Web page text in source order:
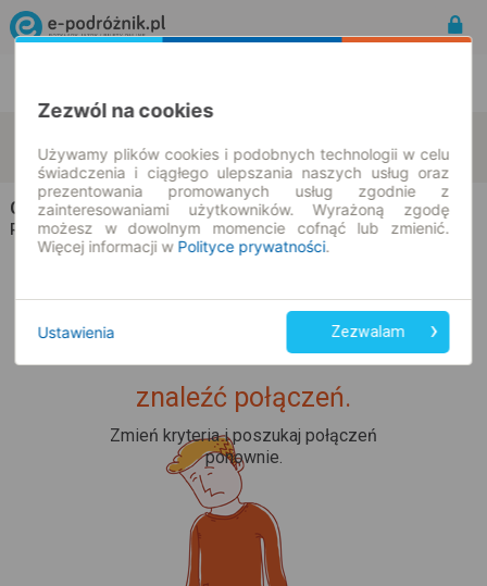
10.08.2026 | -- : --
zmień kryteria
Champion Travelna trasie Kraków → Krapkowice
Rozkład jazdy i bilety |Wszyscy przewoźnicy
Upss... Nie udało nam się
znaleźć połączeń.
Zmień kryteria i poszukaj połączeń
ponownie.
Zezwól na cookies
Używamy plików cookies i podobnych technologii w celu
świadczenia i ciągłego ulepszania naszych usług oraz
prezentowania promowanych usług zgodnie z
zainteresowaniami użytkowników. Wyrażoną zgodę
możesz w dowolnym momencie cofnąć lub zmienić.
Więcej informacji w Polityce prywatności.
Ustawienia Zezwalam